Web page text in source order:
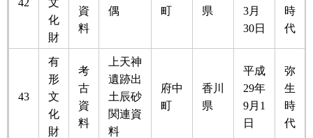
化
財
資
料
偶 町 県
3月
30日
時
代
43
有
形
文
化
財
考
古
資
料
上天神
遺跡出
土辰砂
関連資
料
府中
町
香川
県
平成
29年
9月1
日
弥
生
時
代